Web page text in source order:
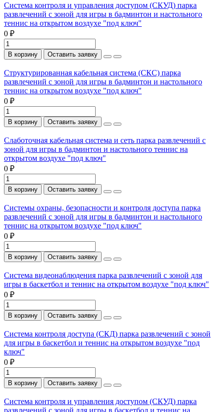
Система контроля и управления доступом (СКУД) парка
развлечений с зоной для игры в бадминтон и настольного
теннис на открытом воздухе "под ключ"
0 ₽
В корзину Оставить заявку
Структурированная кабельная система (СКС) парка
развлечений с зоной для игры в бадминтон и настольного
теннис на открытом воздухе "под ключ"
0 ₽
В корзину Оставить заявку
Слаботочная кабельная система и сеть парка развлечений с
зоной для игры в бадминтон и настольного теннис на
открытом воздухе "под ключ"
0 ₽
В корзину Оставить заявку
Системы охраны, безопасности и контроля доступа парка
развлечений с зоной для игры в бадминтон и настольного
теннис на открытом воздухе "под ключ"
0 ₽
В корзину Оставить заявку
Система видеонаблюдения парка развлечений с зоной для
игры в баскетбол и теннис на открытом воздухе "под ключ"
0 ₽
В корзину Оставить заявку
Система контроля доступа (СКД) парка развлечений с зоной
для игры в баскетбол и теннис на открытом воздухе "под
ключ"
0 ₽
В корзину Оставить заявку
Система контроля и управления доступом (СКУД) парка
развлечений с зоной для игры в баскетбол и теннис на